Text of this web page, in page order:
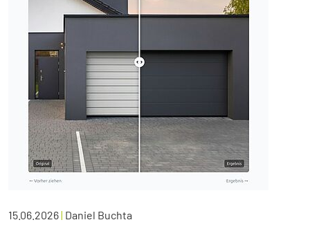
15.06.2026| Daniel Buchta